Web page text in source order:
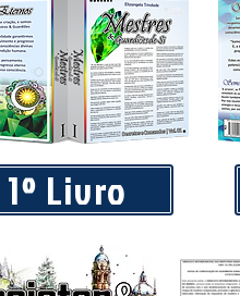
1º Livro